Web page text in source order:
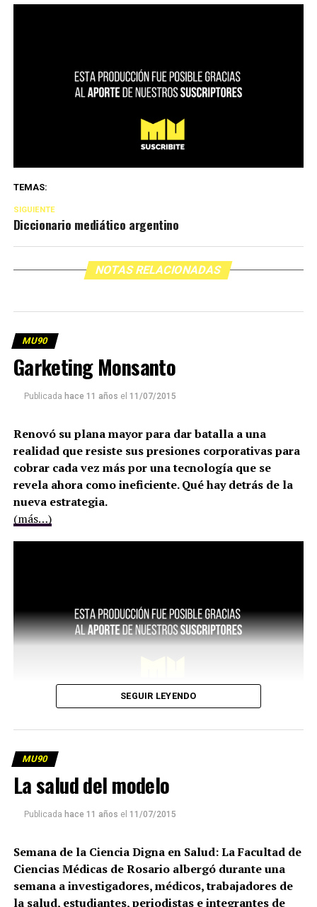
TEMAS:
SIGUIENTE
Diccionario mediático argentino
NOTAS RELACIONADAS
MU90
Garketing Monsanto
Publicada hace 11 años el 11/07/2015
Renovó su plana mayor para dar batalla a una
realidad que resiste sus presiones corporativas para
cobrar cada vez más por una tecnología que se
revela ahora como ineficiente. Qué hay detrás de la
nueva estrategia.
(más…)
SEGUIR LEYENDO
MU90
La salud del modelo
Publicada hace 11 años el 11/07/2015
Semana de la Ciencia Digna en Salud: La Facultad de
Ciencias Médicas de Rosario albergó durante una
semana a investigadores, médicos, trabajadores de
la salud, estudiantes, periodistas e integrantes de